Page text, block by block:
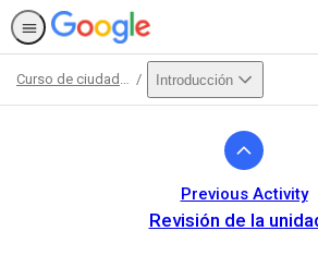
Curso de ciudadanía digital y seguridad Introducción
Previous Activity
Revisión de la